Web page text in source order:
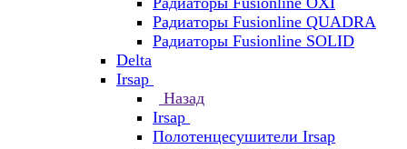
Радиаторы Fusionline QUADRA
Радиаторы Fusionline SOLID
Delta
Irsap
Назад
Irsap
Полотенцесушители Irsap